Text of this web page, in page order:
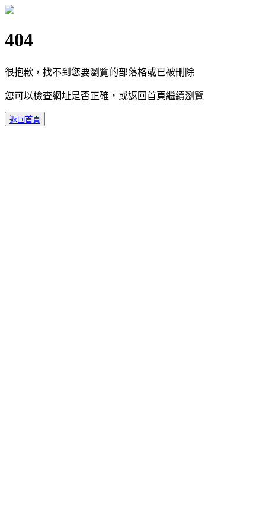
404
很抱歉，找不到您要瀏覽的部落格或已被刪除
您可以檢查網址是否正確，或返回首頁繼續瀏覽
返回首頁